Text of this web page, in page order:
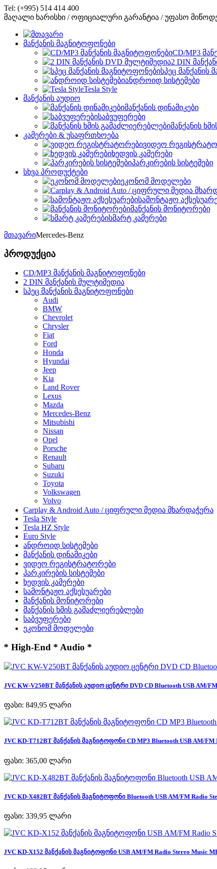
Tel: (+995) 514 414 400
მაღალი ხარისხი / ოფიციალური გარანტია / უფასო
მანქანის მაგნიტოფონები
CD/MP3
2 DIN
სპეც მანქანის
ანდროიდ სისტემები
Tesla Style
მანქანის აუდიო
მანქანის დინამიკები
საბვუფერები
მანქანის
კამერები & უსაფრთხოება
ვიდეო
ხედვის კამერები
პარკირების სისტემები
სხვა პროდუქტები
ეკონომ მოდელები
სამონტაჟო
მანქანის მონიტორები
სმარტ კამერები
მთავარიMercedes-Benz
პროდუქცია
CD/MP3 მანქანის მაგნიტოფონები
2 DIN მანქანის მულტიმედია
სპეც მანქანის მაგნიტოფონები
Audi
BMW
Chevrolet
Chrysler
Fiat
Ford
Honda
Hyundai
Jeep
Kia
Land Rover
Lexus
Mazda
Mercedes-Benz
Mitsubishi
Nissan
Opel
Porsche
Renault
Subaru
Suzuki
Toyota
Volkswagen
Volvo
Carplay & Android Auto / ციფრული მედია მხარდაჭერა
Tesla Style
Tesla HZ Style
Euro Style
ანდროიდ სისტემები
მანქანის დინამიკები
ვიდეო რეგისტრატორები
პარკირების სისტემები
ხედვის კამერები
სამონტაჟო აქსესუარები
მანქანის მონიტორები
მანქანის ხმის გამაძლიერებლები
საბვუფერები
ეკონომ მოდელები
* High-End * Audio *
JVC KW-V250BT მანქანის აუდიო ცენტრი DVD CD Bluetooth USB AM/
ფასი: 849,95 ლარი
JVC KD-T712BT მანქანის მაგნიტოფონი CD MP3 Bluetooth USB AM/FM
ფასი: 365,00 ლარი
JVC KD-X482BT მანქანის მაგნიტოფონი Bluetooth USB AM/FM Radio
ფასი: 339,95 ლარი
JVC KD-X152 მანქანის მაგნიტოფონი USB AM/FM Radio Stereo Music